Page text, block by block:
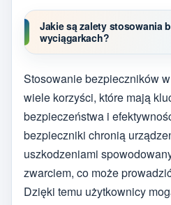
Jakie są zalety stosowania
wyciągarkach?
Stosowanie bezpieczników
wiele korzyści, które mają
bezpieczeństwa i
bezpieczniki chronią
uszkodzeniami
zwarciem, co może
Dzięki temu użytkownicy